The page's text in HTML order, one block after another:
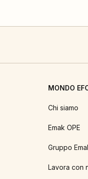
MONDO
Chi siamo
Emak OPE
Gruppo
Lavora con